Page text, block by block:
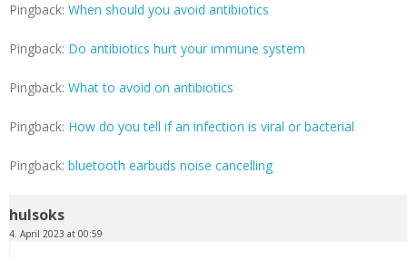
Pingback: When should you avoid antibiotics
Pingback: Do antibiotics hurt your immune system
Pingback: What to avoid on antibiotics
Pingback: How do you tell if an infection is viral or bacterial
Pingback: bluetooth earbuds noise cancelling
hulsoks
4. April 2023 at 00:59